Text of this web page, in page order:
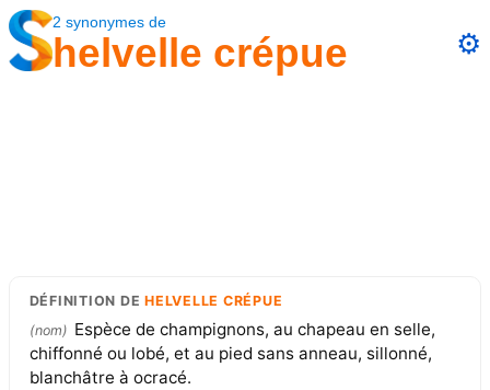
2 synonymes de
helvelle crépue ⚙️
DÉFINITION DEHELVELLE CRÉPUE
(nom) Espèce de champignons, au chapeau en selle,
chiffonné ou lobé, et au pied sans anneau, sillonné,
blanchâtre à ocracé.